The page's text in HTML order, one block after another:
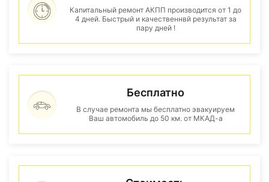
Капитальный ремонт АКПП производится от 1 до
4 дней. Быстрый и качественнвй результат за
пару дней !
Бесплатно
В случае ремонта мы бесплатно эвакуируем
Ваш автомобиль до 50 км. от МКАД-а